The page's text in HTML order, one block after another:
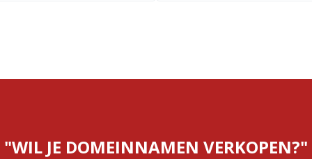
"WIL JE DOMEINNAMEN VERKOPEN?"